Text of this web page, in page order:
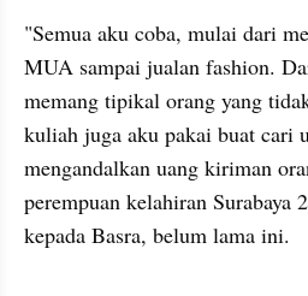
"Semua aku coba, mulai dari
MUA sampai jualan fashion.
memang tipikal orang yang
kuliah juga aku pakai buat cari
mengandalkan uang kiriman
perempuan kelahiran Surabaya
kepada Basra, belum lama ini.